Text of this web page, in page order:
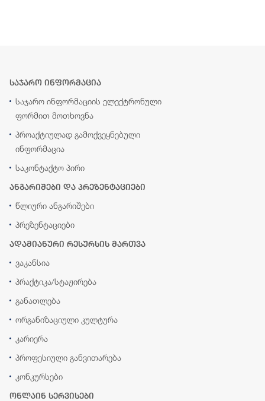
საჯარო ინფორმაცია
საჯარო ინფორმაციის ელექტრონული
ფორმით მოთხოვნა
პროაქტიულად გამოქვეყნებული
ინფორმაცია
საკონტაქტო პირი
ანგარიშები და პრეზენტაციები
წლიური ანგარიშები
პრეზენტაციები
ადამიანური რესურსის მართვა
ვაკანსია
პრაქტიკა/სტაჟირება
განათლება
ორგანიზაციული კულტურა
კარიერა
პროფესიული განვითარება
კონკურსები
ონლაინ სერვისები